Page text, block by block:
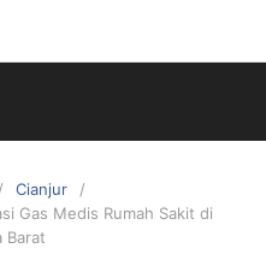
Cianjur
Gas Medis Rumah Sakit di
Barat